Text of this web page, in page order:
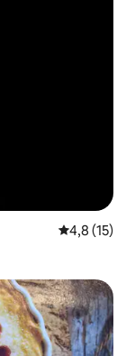
Évaluation
4,8 (15)